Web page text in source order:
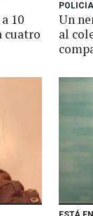
10
cuatro
Un
al